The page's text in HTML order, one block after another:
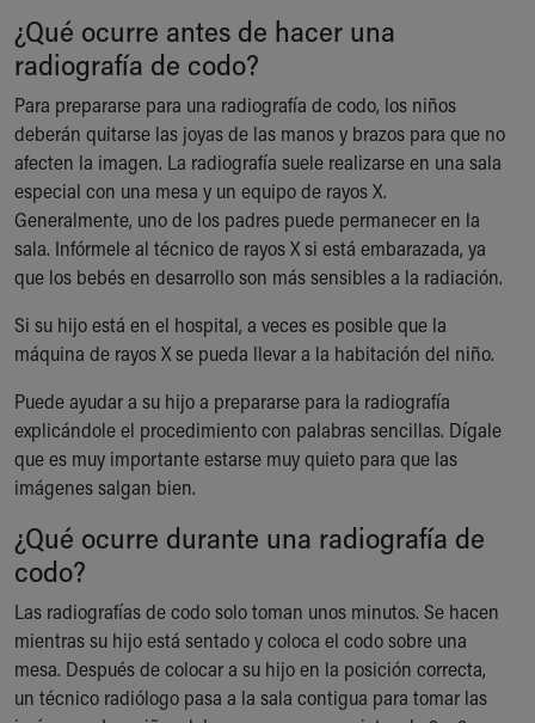
Medical Records
Symptom Checker
Skip to main content
¿Qué ocurre antes de hacer una
radiografía de codo?
Para prepararse para una radiografía de codo, los niños
deberán quitarse las joyas de las manos y brazos para que no
afecten la imagen. La radiografía suele realizarse en una sala
especial con una mesa y un equipo de rayos X.
Generalmente, uno de los padres puede permanecer en la
sala. Infórmele al técnico de rayos X si está embarazada, ya
que los bebés en desarrollo son más sensibles a la radiación.
Si su hijo está en el hospital, a veces es posible que la
máquina de rayos X se pueda llevar a la habitación del niño.
Puede ayudar a su hijo a prepararse para la radiografía
explicándole el procedimiento con palabras sencillas. Dígale
que es muy importante estarse muy quieto para que las
imágenes salgan bien.
¿Qué ocurre durante una radiografía de
codo?
Las radiografías de codo solo toman unos minutos. Se hacen
mientras su hijo está sentado y coloca el codo sobre una
mesa. Después de colocar a su hijo en la posición correcta,
un técnico radiólogo pasa a la sala contigua para tomar las